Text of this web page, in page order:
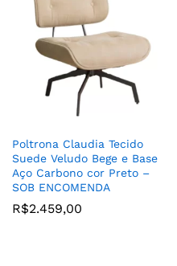
Poltrona Claudia Tecido
Suede Veludo Bege e Base
Aço Carbono cor Preto –
SOB ENCOMENDA
R$2.459,00